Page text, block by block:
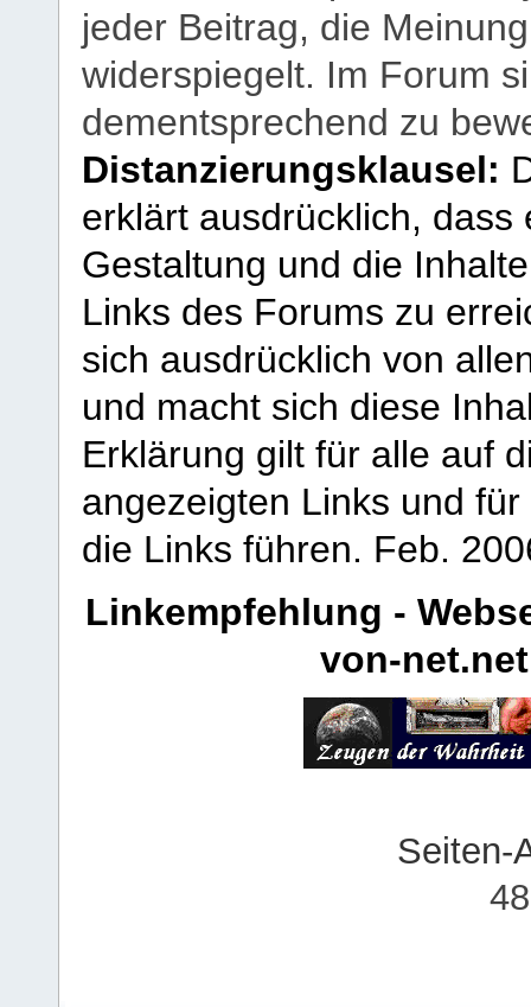
jeder Beitrag, die
widerspiegelt. Im Forum
dementsprechend zu
Distanzierungsklausel:
erklärt ausdrücklich,
Gestaltung und die
Links des Forums zu
sich ausdrücklich von
und macht sich diese
Erklärung gilt für alle auf
angezeigten Links und
die Links führen. Feb.
Linkempfehlung -
von-net.net
Seiten-